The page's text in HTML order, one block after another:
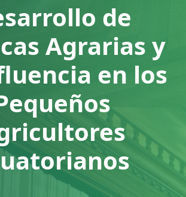
de
Agrarias y
en los